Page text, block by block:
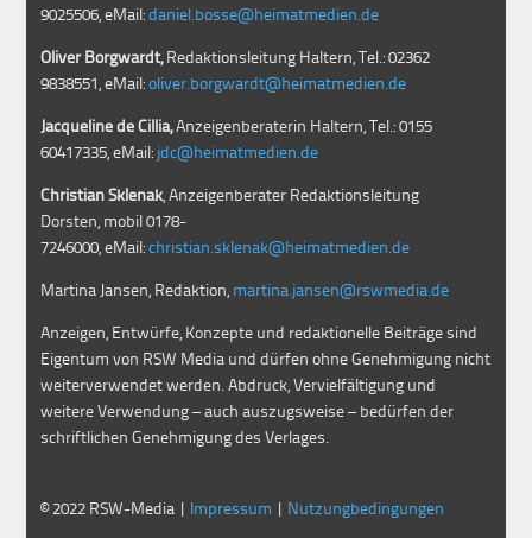
9025506, eMail:daniel.bosse@heimatmedien.de
Oliver Borgwardt,Redaktionsleitung Haltern, Tel.: 02362
9838551, eMail:oliver.borgwardt@heimatmedien.de
Jacqueline de Cillia,Anzeigenberaterin Haltern, Tel.: 0155
60417335, eMail: jdc@heimatmedien.de
Christian Sklenak , Anzeigenberater Redaktionsleitung
Dorsten, mobil0178-
7246000 , eMail:christian.sklenak@heimatmedien.de
Martina Jansen, Redaktion, martina.jansen@rswmedia.de
Anzeigen, Entwürfe, Konzepte und redaktionelle Beiträge sind
Eigentum von RSW Media und dürfen ohne Genehmigung nicht
weiterverwendet werden. Abdruck, Vervielfältigung und
weitere Verwendung – auch auszugsweise – bedürfen der
schriftlichen Genehmigung des Verlages.
© 2022 RSW-Media | Impressum | Nutzungbedingungen